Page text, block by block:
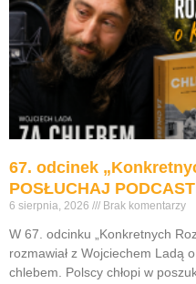
67. odcinek
POSŁUCHAJ
6 sierpnia, 2026 Brak komentarzy
W 67. odcinku „Konkretnych
rozmawiał z Wojciechem Ladą
chlebem. Polscy chłopi w